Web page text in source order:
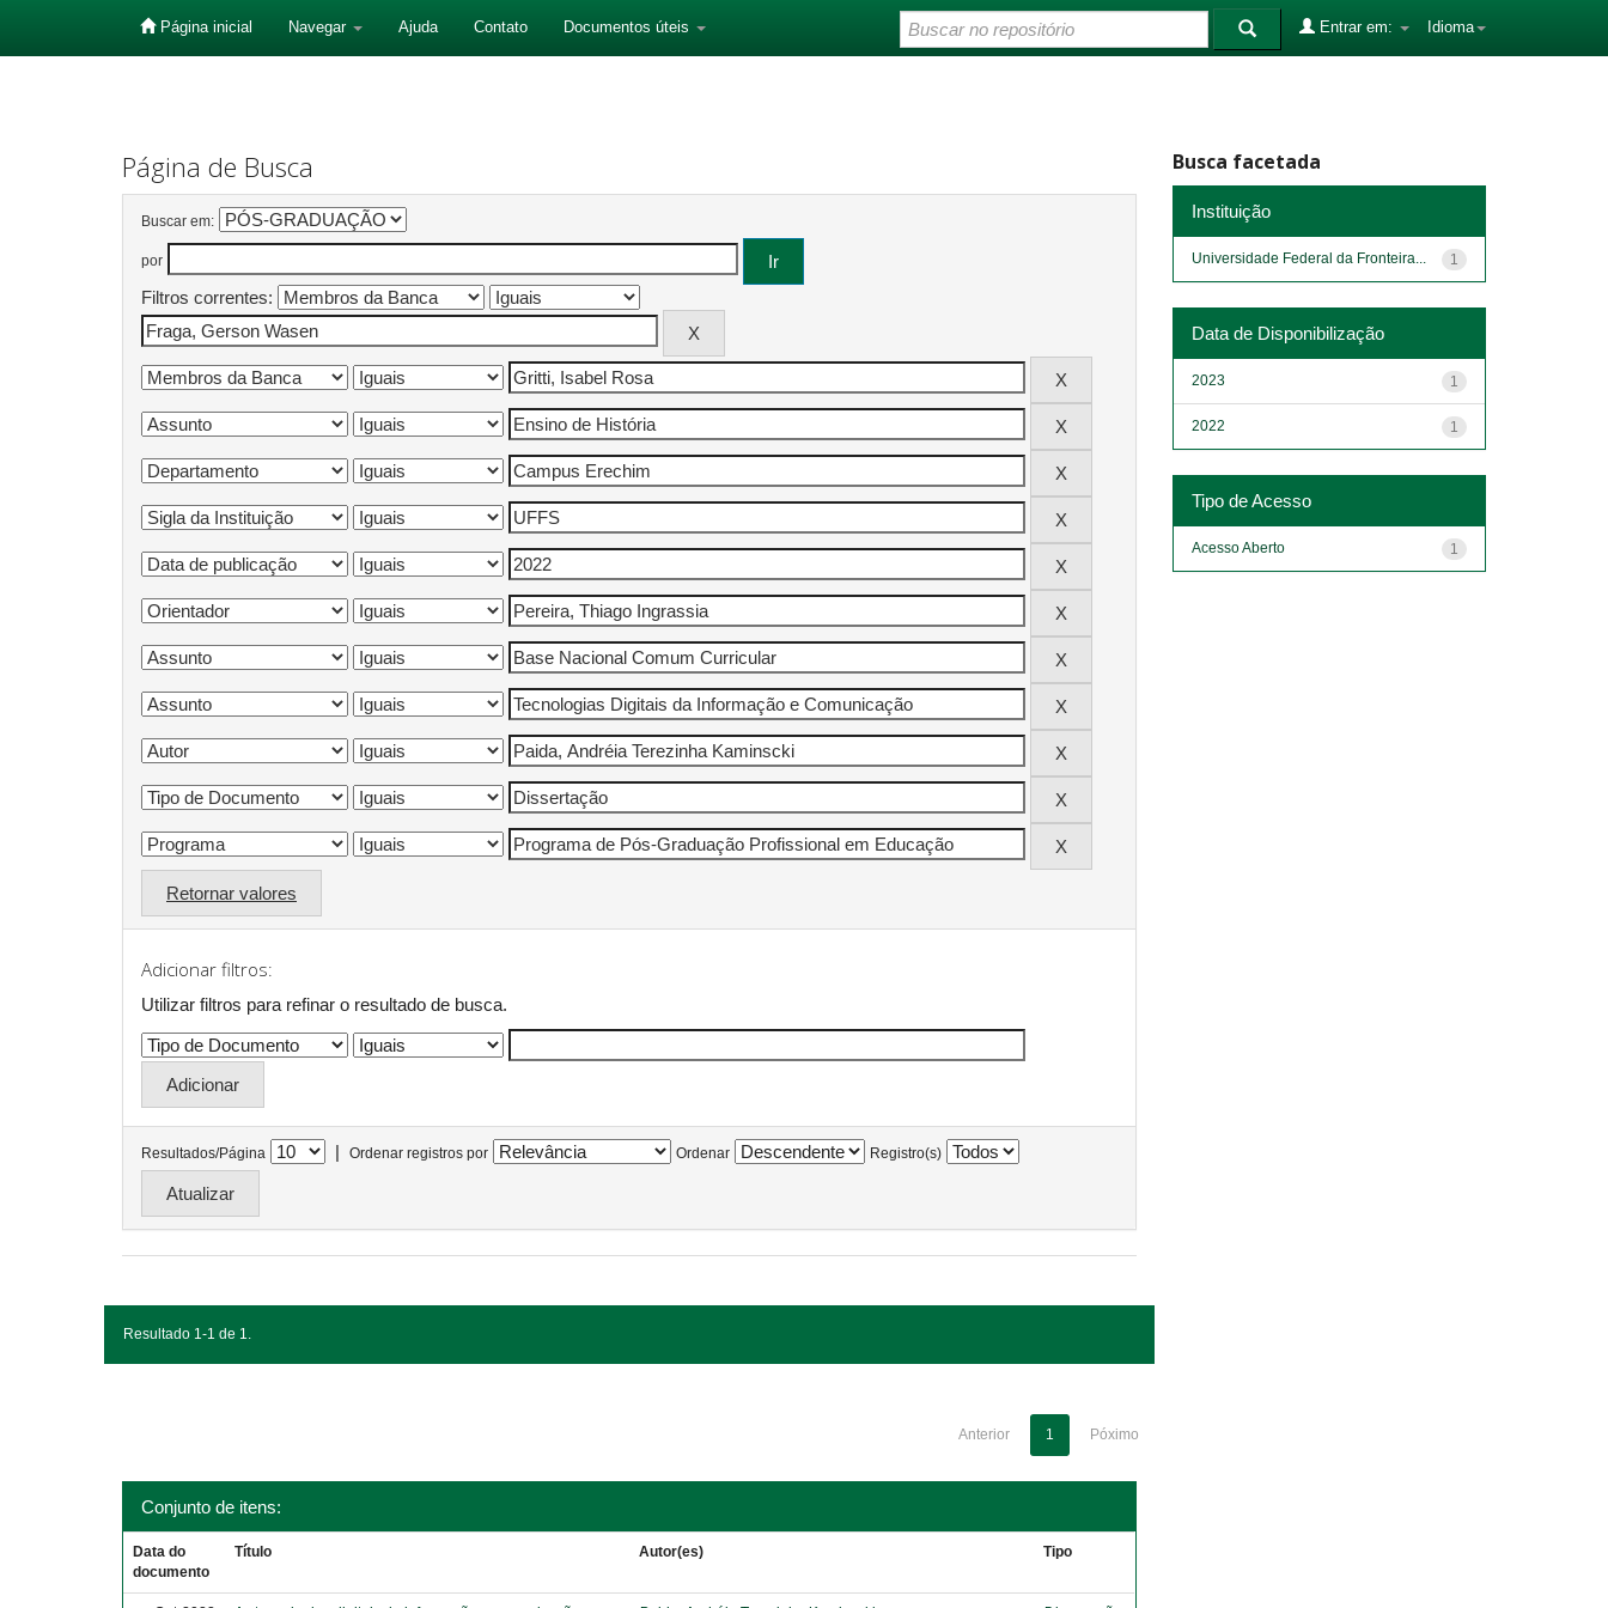
Página inicial Navegar Ajuda Contato Documentos úteis Idioma
Entrar em:
Página de Busca
Buscar em:
por
Filtros correntes:
Retornar valores
Adicionar filtros:
Utilizar filtros para refinar o resultado de busca.
Resultados/Página | Ordenar registros por Ordenar Registro(s)
Resultado 1-1 de 1.
Anterior 1 Póximo
Conjunto de itens:
Data do
documento
Título Autor(es) Tipo
Busca facetada
Instituição
1
Universidade Federal da Fronteira...
Data de Disponibilização
1
2023
1
2022
Tipo de Acesso
1
Acesso Aberto